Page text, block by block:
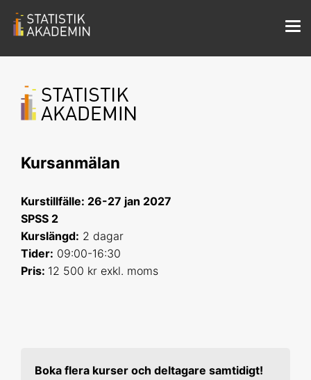
Kursanmälan
Kurstillfälle: 26-27 jan 2027
SPSS 2
Kurslängd: 2 dagar
Tider: 09:00-16:30
Pris: 12 500 kr exkl. moms
Boka flera kurser och deltagare samtidigt!